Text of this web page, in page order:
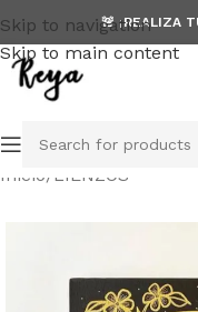
Skip to navigation
Skip to main content
🚨 ¡REALIZA
Inicio/ LIENZOS